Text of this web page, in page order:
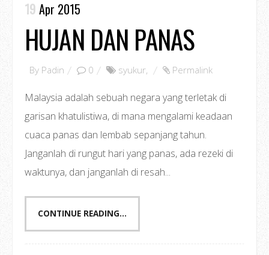
19 Apr 2015
HUJAN DAN PANAS
By Padin 0 syukur, Permalink
Malaysia adalah sebuah negara yang terletak di
garisan khatulistiwa, di mana mengalami keadaan
cuaca panas dan lembab sepanjang tahun.
Janganlah di rungut hari yang panas, ada rezeki di
waktunya, dan janganlah di resah...
CONTINUE READING...